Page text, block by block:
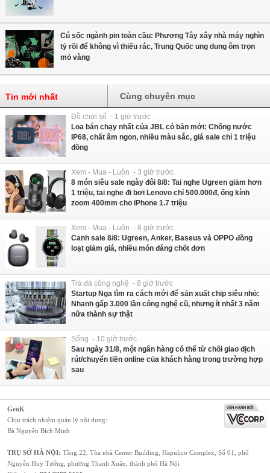
Cú sốc ngành pin toàn cầu: Phương Tây xây nhà máy nghìn
tỷ rồi để không vì thiếu rác, Trung Quốc ung dung ôm trọn
mỏ vàng
Tin mới nhất Cùng chuyên mục
Đồ chơi số - 1 giờ trước
Loa bán chạy nhất của JBL có bản mới: Chống nước
IP68, chất âm ngon, nhiều màu sắc, giá sale chỉ 1 triệu
đồng
Xem - Mua - Luôn - 3 giờ trước
8 món siêu sale ngày đôi 8/8: Tai nghe Ugreen giảm hơn
1 triệu, tai nghe đi bơi Lenovo chỉ 500.000đ, ống kính
zoom 400mm cho iPhone 1.7 triệu
Xem - Mua - Luôn - 8 giờ trước
Canh sale 8/8: Ugreen, Anker, Baseus và OPPO đồng
loạt giảm giá, nhiều món đáng chốt đơn
Trà đá công nghệ - 8 giờ trước
Startup Nga tìm ra cách mới để sản xuất chip siêu nhỏ:
Nhanh gấp 3.000 lần công nghệ cũ, nhưng ít nhất 3 năm
nữa thành sự thật
Sống - 10 giờ trước
Sau ngày 31/8, một ngân hàng có thể từ chối giao dịch
rút/chuyển tiền online của khách hàng trong trường hợp
sau
GenK
Chịu trách nhiệm quản lý nội dung:
Bà Nguyễn Bích Minh
TRỤ SỞ HÀ NỘI: Tầng 22, Tòa nhà Center Building, Hapulico Complex, Số 01, phố
Nguyễn Huy Tưởng, phường Thanh Xuân, thành phố Hà Nội